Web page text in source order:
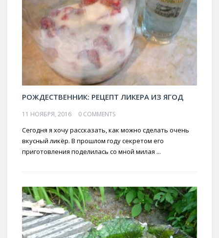
РОЖДЕСТВЕННИК: РЕЦЕПТ ЛИКЕРА ИЗ ЯГОД
11 НОЯБРЯ, 2016 0 COMMENTS
Сегодня я хочу рассказать, как можно сделать очень
вкусный ликёр. В прошлом году секретом его
приготовления поделилась со мной милая ...